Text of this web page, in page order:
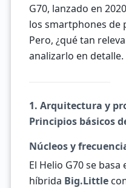
G70, lanzado en
los smartphones de
Pero, ¿qué tan
analizarlo en detalle.
1. Arquitectura y
Principios básicos
Núcleos y
El Helio G70 se
híbrida Big.Little